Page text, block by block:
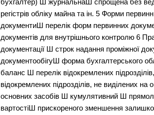
бухгалтер) Ш журнальнаШ спрощена без
регістрів обліку майна та ін. 5 Форми
документиШ перелік форм первинних
документів для внутрішнього контролю 6
документації Ш строк надання проміжної
документообігуШ форма бухгалтерського
баланс Ш перелік відокремлених
відокремлених підрозділів, не виділених
основних засобів Ш кумулятивний Ш
вартостіШ прискореного зменшення